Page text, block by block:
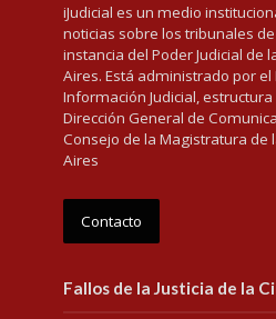
iJudicial es un medio
noticias sobre los tribunales
instancia del Poder Judicial de
Aires. Está administrado por
Información Judicial,
Dirección General de
Consejo de la Magistratura de
Aires
Contacto
Fallos de la Justicia de la